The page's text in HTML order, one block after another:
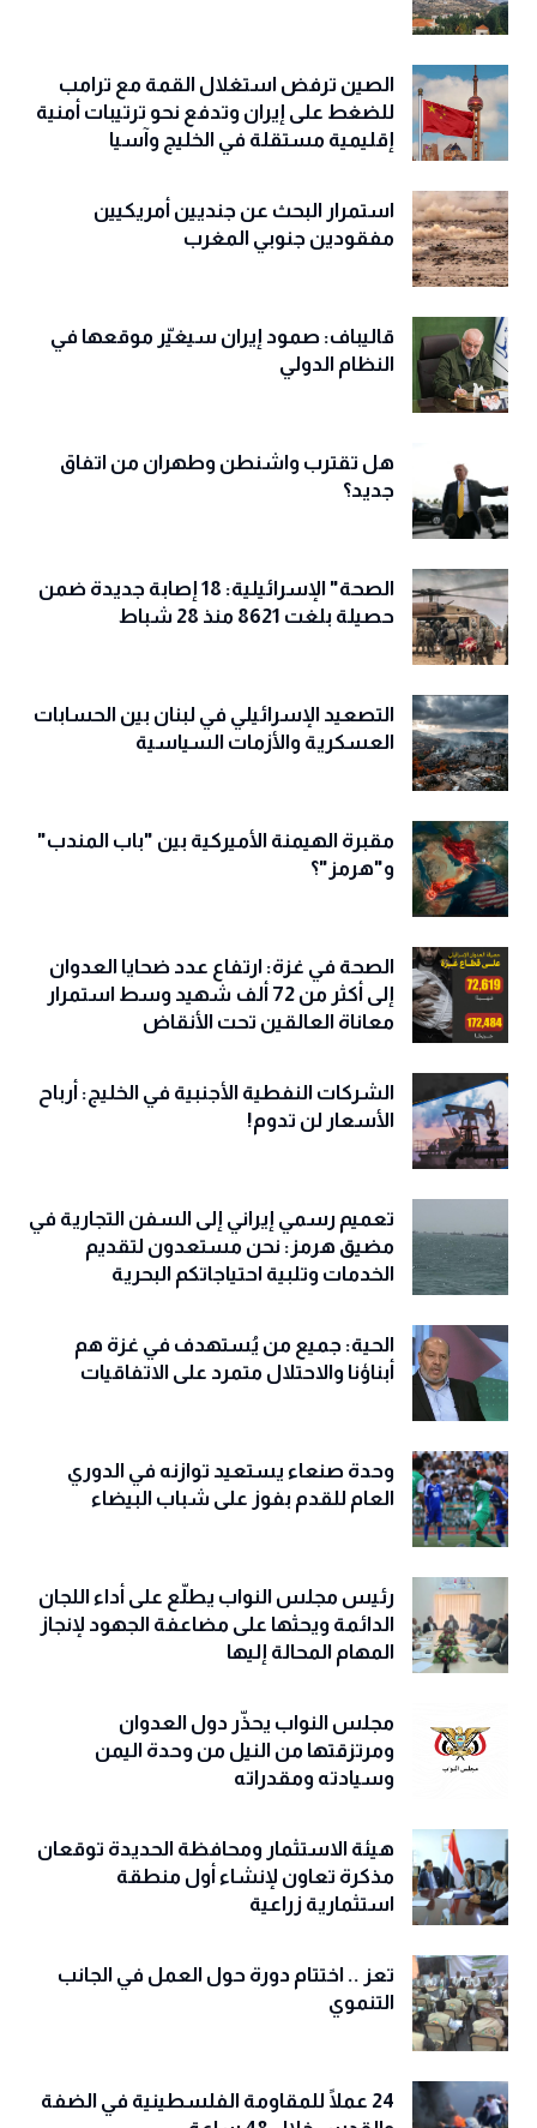
الصين ترفض استغلال القمة مع ترامب
للضغط على إيران وتدفع نحو ترتيبات أمنية
إقليمية مستقلة في الخليج وآسيا
استمرار البحث عن جنديين أمريكيين
مفقودين جنوبي المغرب
قاليباف: صمود إيران سيغيّر موقعها في
النظام الدولي
هل تقترب واشنطن وطهران من اتفاق
جديد؟
الصحة" الإسرائيلية: 18 إصابة جديدة ضمن
حصيلة بلغت 8621 منذ 28 شباط
التصعيد الإسرائيلي في لبنان بين الحسابات
العسكرية والأزمات السياسية
مقبرة الهيمنة الأميركية بين "باب المندب"
و"هرمز"؟
الصحة في غزة: ارتفاع عدد ضحايا العدوان
إلى أكثر من 72 ألف شهيد وسط استمرار
معاناة العالقين تحت الأنقاض
الشركات النفطية الأجنبية في الخليج: أرباح
الأسعار لن تدوم!
تعميم رسمي إيراني إلى السفن التجارية في
مضيق هرمز: نحن مستعدون لتقديم
الخدمات وتلبية احتياجاتكم البحرية
الحية: جميع من يُستهدف في غزة هم
أبناؤنا والاحتلال متمرد على الاتفاقيات
وحدة صنعاء يستعيد توازنه في الدوري
العام للقدم بفوز على شباب البيضاء
رئيس مجلس النواب يطلّع على أداء اللجان
الدائمة ويحثها على مضاعفة الجهود لإنجاز
المهام المحالة إليها
مجلس النواب يحذّّر دول العدوان
ومرتزقتها من النيل من وحدة اليمن
وسيادته ومقدراته
هيئة الاستثمار ومحافظة الحديدة توقعان
مذكرة تعاون لإنشاء أول منطقة
استثمارية زراعية
تعز .. اختتام دورة حول العمل في الجانب
التنموي
24 عملًا للمقاومة الفلسطينية في الضفة